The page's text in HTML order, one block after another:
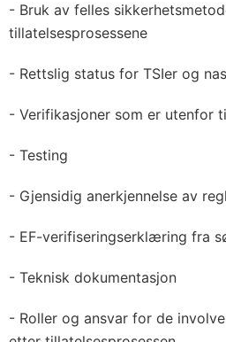
- Bruk av felles
tillatelsesprosessene
- Rettslig status for TSIer og
- Verifikasjoner som er utenfor
- Testing
- Gjensidig anerkjennelse av
- EF-verifiseringserklæring fra
- Teknisk dokumentasjon
- Roller og ansvar for de